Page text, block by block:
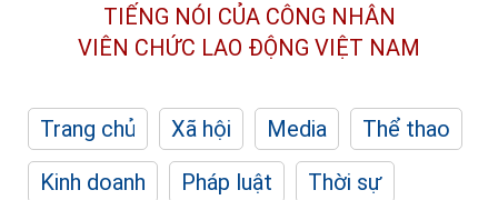
TIẾNG NÓI CỦA CÔNG NHÂN
VIÊN CHỨC LAO ĐỘNG VIỆT NAM
Trang chủ Xã hội Media
Thể thao
Kinh doanh
Pháp luật
Thời sự